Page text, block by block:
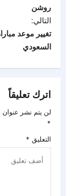
روشن
التالي:
تغيير موعد
السعودي
اترك تعليقاً
لن يتم نشر عنوان
*
التعليق *